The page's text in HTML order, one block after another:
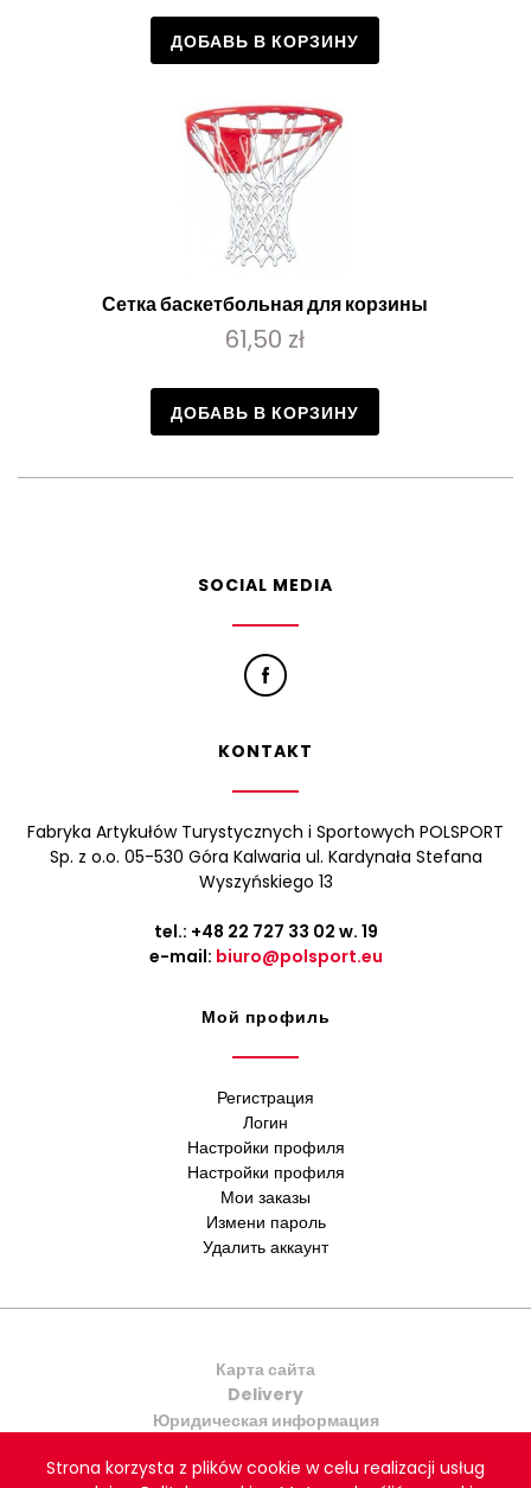
Strona korzysta z plików cookie w celu realizacji usług
ДОБАВЬ В КОРЗИНУ
Сетка баскетбольная для корзины
61,50 zł
ДОБАВЬ В КОРЗИНУ
SOCIAL MEDIA
KONTAKT
Fabryka Artykułów Turystycznych i Sportowych POLSPORT
Sp. z o.o. 05-530 Góra Kalwaria ul. Kardynała Stefana
Wyszyńskiego 13
tel.: +48 22 727 33 02 w. 19
e-mail: biuro@polsport.eu
Мой профиль
Регистрация
Логин
Настройки профиля
Настройки профиля
Мои заказы
Измени пароль
Удалить аккаунт
Карта сайта
Delivery
Юридическая информация